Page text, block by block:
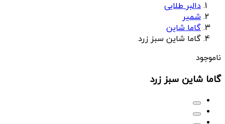
دالبر طلایی
شمیر
گاما شاین
گاما شاین سبز زرد
ناموجود
گاما شاین سبز زرد